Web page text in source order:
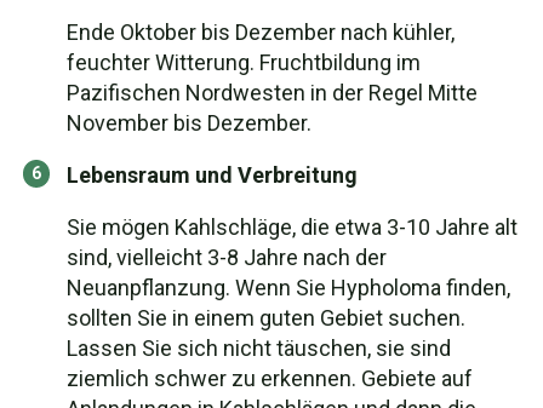
Ende Oktober bis Dezember nach kühler,
feuchter Witterung. Fruchtbildung im
Pazifischen Nordwesten in der Regel Mitte
November bis Dezember.
Lebensraum und Verbreitung
Sie mögen Kahlschläge, die etwa 3-10 Jahre alt
sind, vielleicht 3-8 Jahre nach der
Neuanpflanzung. Wenn Sie Hypholoma finden,
sollten Sie in einem guten Gebiet suchen.
Lassen Sie sich nicht täuschen, sie sind
ziemlich schwer zu erkennen. Gebiete auf